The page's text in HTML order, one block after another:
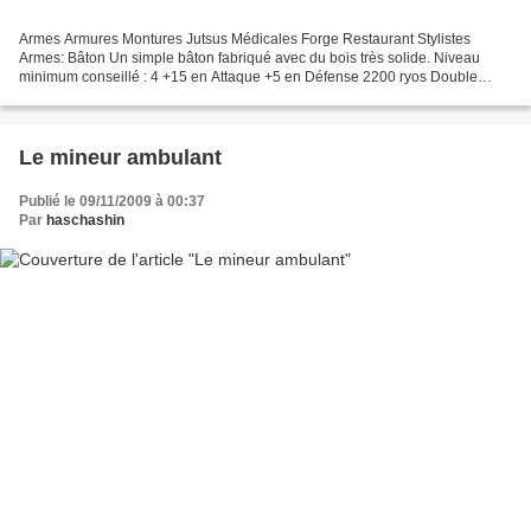
Armes Armures Montures Jutsus Médicales Forge Restaurant Stylistes
Armes: Bâton Un simple bâton fabriqué avec du bois très solide. Niveau
minimum conseillé : 4 +15 en Attaque +5 en Défense 2200 ryos Double
Le mineur ambulant
Publié le 09/11/2009 à 00:37
Par haschashin